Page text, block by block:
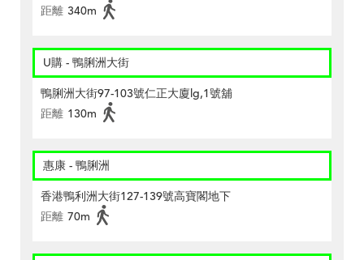
距離 340m
U購 - 鴨脷洲大街
鴨脷洲大街97-103號仁正大廈lg,1號舖
距離 130m
惠康 - 鴨脷洲
香港鴨利洲大街127-139號高寶閣地下
距離 70m